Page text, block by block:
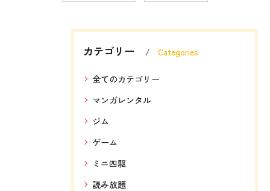
カテゴリー Categories
全てのカテゴリー
マンガレンタル
ジム
ゲーム
ミニ四駆
読み放題